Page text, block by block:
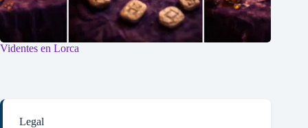
Videntes en Lorca
Legal